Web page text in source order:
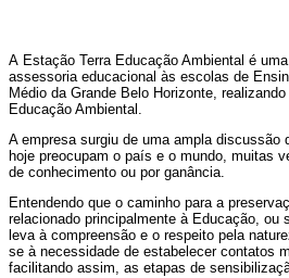
A Estação Terra Educação Ambiental é
assessoria educacional às escolas de
Médio da Grande Belo Horizonte,
Educação Ambiental.
A empresa surgiu de uma ampla discussão
hoje preocupam o país e o mundo, muitas
de conhecimento ou por ganância.
Entendendo que o caminho para a
relacionado principalmente à Educação, ou
leva à compreensão e o respeito pela
se à necessidade de estabelecer contatos
facilitando assim, as etapas de